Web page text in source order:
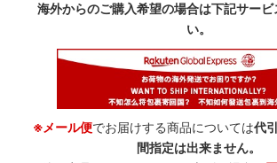
海外からのご購入希望の場合は下記サービ
い。
※メール便でお届けする商品については代
間指定は出来ません。